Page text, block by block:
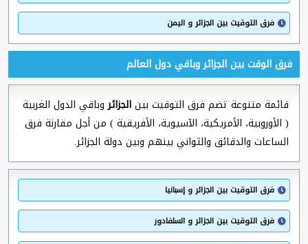
فرق التوقيت بين الجزائر و اليمن
فرق الوقت بين الجزائر وباقي دول العالم
قائمة متنوعة تضم فرق التوقيت بينالجزائروباقي الدول الغربية
( الأوروبية، الأمريكية، الآسيوية، الأفريقية ) من أجل مقارنة فرق
الساعات والدقائق والثواني بينهم وبين دولة الجزائر.
فرق التوقيت بين الجزائر و إسبانيا
فرق التوقيت بين الجزائر و السلفادور